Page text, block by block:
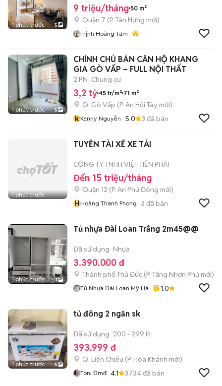
1 phút trước 5
9 triệu/tháng 50 m²
Quận 7 (P. Tân Hưng mới)
Trịnh Hoàng Tâm
1 phút trước 5
CHÍNH CHỦ BÁN CĂN HỘ KHANG
GIA GÒ VẤP – FULL NỘI THẤT
2 PN Chung cư
3,2 tỷ 45 tr/m² 71 m²
Q. Gò Vấp (P. An Hội Tây mới)
k Kenny Nguyễn 5.0 3 đã bán
1 phút trước
TUYỂN TÀI XẾ XE TẢI
CÔNG TY TNHH VIỆT TIẾN PHÁT
Đến 15 triệu/tháng
Quận 12 (P. An Phú Đông mới)
HHoàng Thanh Phong 3 đã bán
1 phút trước 1
Tủ nhựa Đài Loan Trắng 2m45@@
Đã sử dụng Nhựa
3.390.000 đ
Thành phố Thủ Đức (P. Tăng Nhơn Phú mới)
Tủ Nhựa Đài Loan Mỹ Hà 1.0
1 phút trước 5
tủ đông 2 ngăn sk
Đã sử dụng 200 - 299 lít
393.999 đ
Q. Liên Chiểu (P. Hòa Khánh mới)
Toni Đmđ 4.1 3734đã bán